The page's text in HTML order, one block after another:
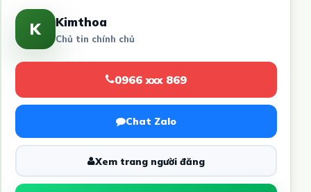
K Kimthoa
Chủ tin chính chủ
0966 xxx 869
Chat Zalo
Xem trang người đăng